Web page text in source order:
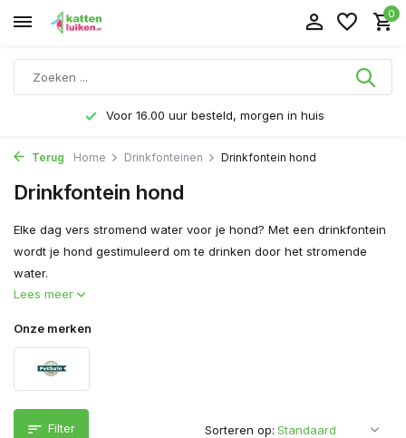
0
Gratis verzending v.a. € 40,-
Terug Home Drinkfonteinen Drinkfontein hond
Drinkfontein hond
Elke dag vers stromend water voor je hond? Met een drinkfontein
wordt je hond gestimuleerd om te drinken door het stromende
water.
Lees meer
Onze merken
Filter Sorteren op: